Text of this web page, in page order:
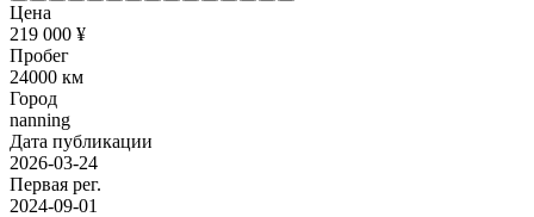
Цена
219 000 ¥
Пробег
24000 км
Город
nanning
Дата публикации
2026-03-24
Первая рег.
2024-09-01